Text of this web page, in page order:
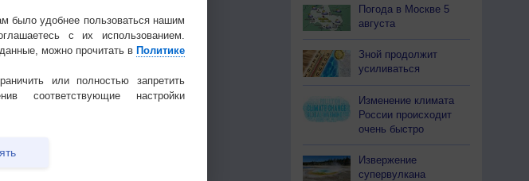
видов
и
вида
обострения
оценка
Погода в Москве 5
августа
Зной продолжит
усиливаться
Изменение климата
России происходит
очень быстро
Извержение
супервулкана
было удобнее пользоваться нашим
с их использованием.
можно прочитать в Политике
или полностью запретить
соответствующие настройки